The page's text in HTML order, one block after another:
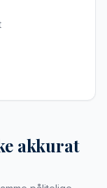
akkurat